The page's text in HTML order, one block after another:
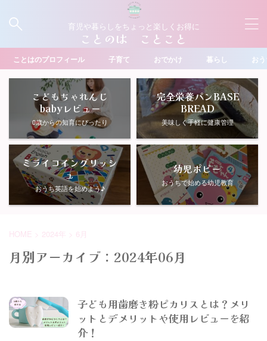
育児や暮らしをちょっと楽しくお得に
ことのは ことこと
ことはのプロフィール 子育て おでかけ 暮らし お
こどもちゃれんじ
babyレビュー
0歳からの知育にぴったり
完全栄養パンBASE
BREAD
美味しく手軽に健康管理
ミライコイングリッシ
ュ
おうち英語を始めよう♪
幼児ポピー
おうちで始める幼児教育
HOME > 2024年 > 6月
月別アーカイブ：2024年06月
子ども用歯磨き粉ピカリスとは？メリ
ットとデメリットや使用レビューを紹
介！